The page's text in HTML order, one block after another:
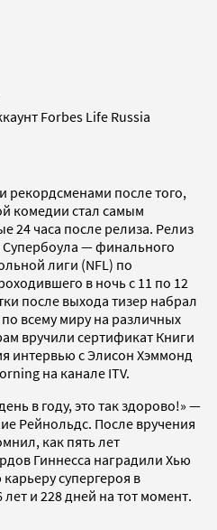
Forbes Life Russia
рекордсменами после того,
комедии стал самым
24 часа после релиза. Релиз
Супербоула — финального
лиги (NFL) по
в ночь с 11 по 12
после выхода тизер набрал
всему миру на различных
вручили сертификат Книги
интервью с Элисон Хэммонд
на канале ITV.
в году, это так здорово!» —
Рейнольдс. После вручения
как пять лет
Гиннесса наградили Хью
супергероя в
и 228 дней на тот момент.